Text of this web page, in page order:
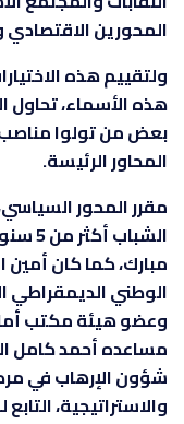
المحورين الاقتصادي
ولتقييم هذه
هذه الأسماء، تحاول
بعض من تولوا مناصب
المحاور الرئيسة.
مقرر المحور
مبارك، كما كان أمين
الوطني الديمقراطي
مساعده أحمد كامل
شؤون الإرهاب في
والاستراتيجية،